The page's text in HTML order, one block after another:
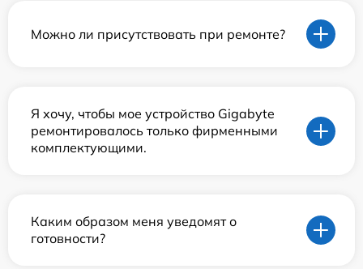
Можно ли присутствовать при ремонте?
Я хочу, чтобы мое устройство Gigabyte
ремонтировалось только фирменными
комплектующими.
Каким образом меня уведомят о
готовности?